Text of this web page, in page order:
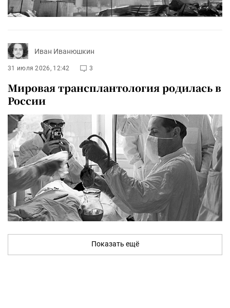
Иван Иванюшкин
31 июля 2026, 12:42 3
Мировая трансплантология родилась в
России
Показать ещё